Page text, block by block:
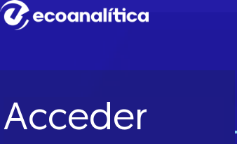
Acceder